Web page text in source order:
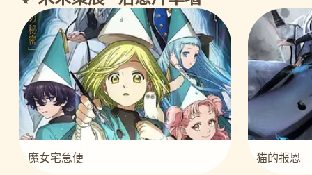
魔女宅急便 猫的报恩